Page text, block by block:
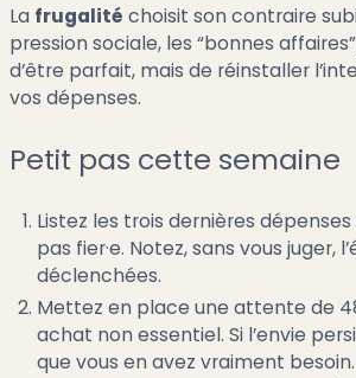
La frugalité choisit son contraire
pression sociale, les “bonnes
d’être parfait, mais de réinstaller
vos dépenses.
Petit pas cette semaine
Listez les trois dernières
pas fier·e. Notez, sans vous juger,
déclenchées.
Mettez en place une attente de
achat non essentiel. Si l’envie
que vous en avez vraiment besoin.